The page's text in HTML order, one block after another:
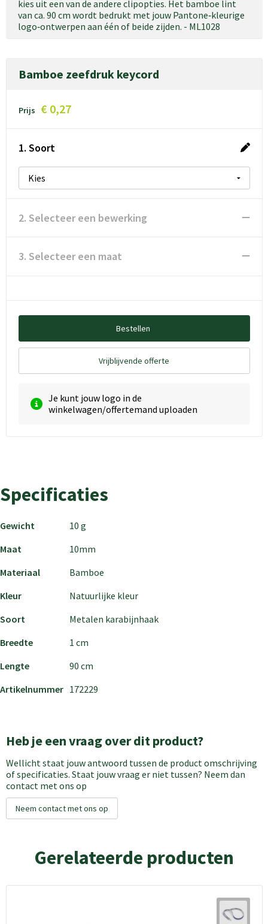
kies uit een van de andere clipopties. Het bamboe lint
van ca. 90 cm wordt bedrukt met jouw Pantone‑kleurige
logo‑ontwerpen aan één of beide zijden. - ML1028
Bamboe zeefdruk keycord
Prijs € 0,27
1. Soort
2. Selecteer een bewerking
3. Selecteer een maat
Bestellen
Vrijblijvende offerte
Je kunt jouw logo in de
winkelwagen/offertemand uploaden
Specificaties
Gewicht
10 g
Maat
10mm
Materiaal
Bamboe
Kleur
Natuurlijke kleur
Soort
Metalen karabijnhaak
Breedte
1 cm
Lengte
90 cm
Artikelnummer 172229
Heb je een vraag over dit product?
Wellicht staat jouw antwoord tussen de product omschrijving
of specificaties. Staat jouw vraag er niet tussen? Neem dan
contact met ons op
Neem contact met ons op
Gerelateerde producten